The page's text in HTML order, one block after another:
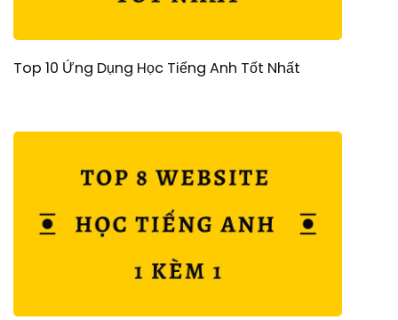
Top 10 Ứng Dụng Học Tiếng Anh Tốt Nhất